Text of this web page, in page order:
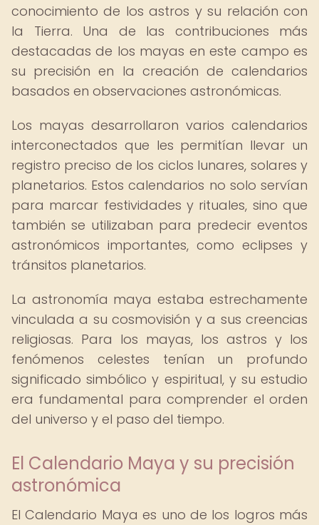
conocimiento de los astros y su relación con
la Tierra. Una de las contribuciones más
destacadas de los mayas en este campo es
su precisión en la creación de calendarios
basados en observaciones astronómicas.
Los mayas desarrollaron varios calendarios
interconectados que les permitían llevar un
registro preciso de los ciclos lunares, solares y
planetarios. Estos calendarios no solo servían
para marcar festividades y rituales, sino que
también se utilizaban para predecir eventos
astronómicos importantes, como eclipses y
tránsitos planetarios.
La astronomía maya estaba estrechamente
vinculada a su cosmovisión y a sus creencias
religiosas. Para los mayas, los astros y los
fenómenos celestes tenían un profundo
significado simbólico y espiritual, y su estudio
era fundamental para comprender el orden
del universo y el paso del tiempo.
El Calendario Maya y su precisión
astronómica
El Calendario Maya es uno de los logros más